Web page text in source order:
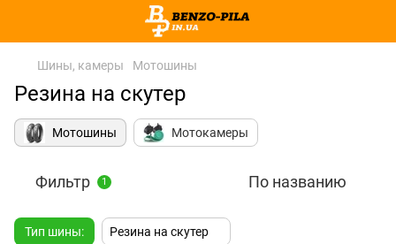
Шины, камеры Мотошины
Резина на скутер
Мотошины Мотокамеры
Фильтр 1 По названию
Тип шины: Резина на скутер